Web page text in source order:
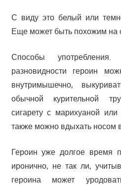
С виду это белый или
Еще может быть похожим на
Способы
разновидности героин
внутримышечно,
обычной курительной
сигарету с марихуаной
также можно вдыхать носом
Героин уже долгое время
иронично, не так ли,
героина может